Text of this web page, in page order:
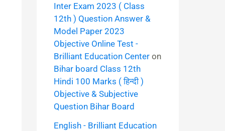
Inter Exam 2023 ( Class
12th ) Question Answer &
Model Paper 2023
Objective Online Test -
Brilliant Education Centeron
Bihar board Class 12th
Hindi 100 Marks ( हिन्दी )
Objective & Subjective
Question Bihar Board
English - Brilliant Education